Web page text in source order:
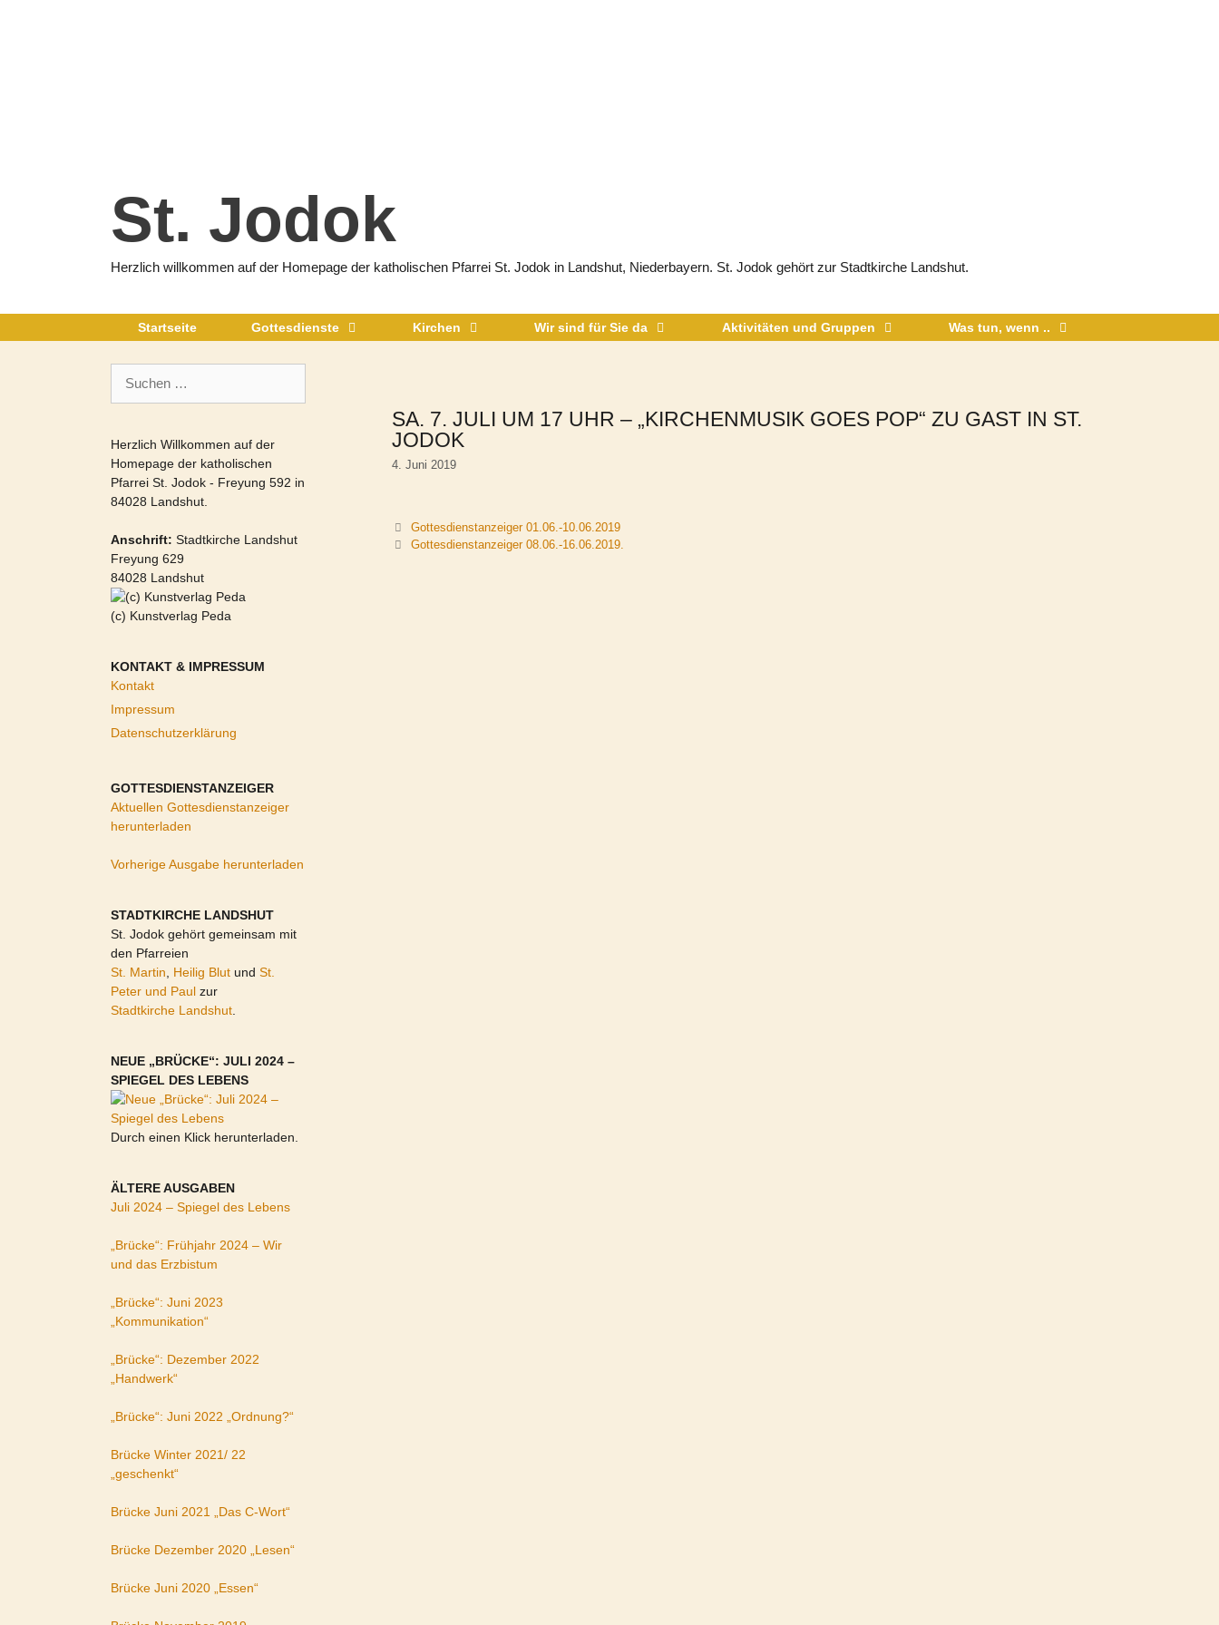
St. Jodok
Herzlich willkommen auf der Homepage der katholischen Pfarrei St. Jodok in Landshut, Niederbayern. St. Jodok gehört zur Stadtkirche Landshut.
Startseite Gottesdienste Kirchen Wir sind für Sie da Aktivitäten und Gruppen Was tun, wenn ..
SA. 7. JULI UM 17 UHR – „KIRCHENMUSIK GOES POP“ ZU GAST IN ST.
JODOK
4. Juni 2019
Gottesdienstanzeiger 01.06.-10.06.2019
Gottesdienstanzeiger 08.06.-16.06.2019.
nach:
Herzlich Willkommen auf der
Homepage der katholischen
Pfarrei St. Jodok - Freyung 592 in
84028 Landshut.
Anschrift: Stadtkirche Landshut
Freyung 629
84028 Landshut
(c) Kunstverlag Peda
KONTAKT & IMPRESSUM
Kontakt
Impressum
Datenschutzerklärung
GOTTESDIENSTANZEIGER
Aktuellen Gottesdienstanzeiger
herunterladen
Vorherige Ausgabe herunterladen
STADTKIRCHE LANDSHUT
St. Jodok gehört gemeinsam mit
den Pfarreien
St. Martin
Heilig Blut und St.
Peter und Paul zur
Stadtkirche Landshut
NEUE „BRÜCKE“: JULI 2024 –
SPIEGEL DES LEBENS
Durch einen Klick herunterladen.
ÄLTERE AUSGABEN
Juli 2024 – Spiegel des Lebens
„Brücke“: Frühjahr 2024 – Wir
und das Erzbistum
„Brücke“: Juni 2023
„Kommunikation“
„Brücke“: Dezember 2022
„Handwerk“
„Brücke“: Juni 2022 „Ordnung?“
Brücke Winter 2021/ 22
„geschenkt“
Brücke Juni 2021 „Das C-Wort“
Brücke Dezember 2020 „Lesen“
Brücke Juni 2020 „Essen“